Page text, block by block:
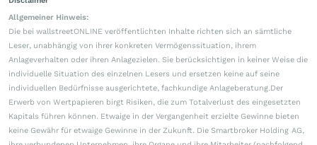
Allgemeiner Hinweis:
Die bei wallstreetONLINE veröffentlichten Inhalte richten sich an sämtliche
Leser, unabhängig von ihrer konkreten Vermögenssituation, ihrem
Anlageverhalten oder ihren Anlagezielen. Sie berücksichtigen in keiner Weise die
individuelle Situation des einzelnen Lesers und ersetzen keine auf seine
individuellen Bedürfnisse ausgerichtete, fachkundige Anlageberatung.Der
Erwerb von Wertpapieren birgt Risiken, die zum Totalverlust des eingesetzten
Kapitals führen können. Etwaige in der Vergangenheit erzielte Gewinne bieten
keine Gewähr für etwaige Gewinne in der Zukunft. Die Smartbroker Holding AG,